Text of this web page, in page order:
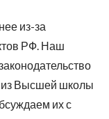
из-за
РФ. Наш
из Высшей школы
их с